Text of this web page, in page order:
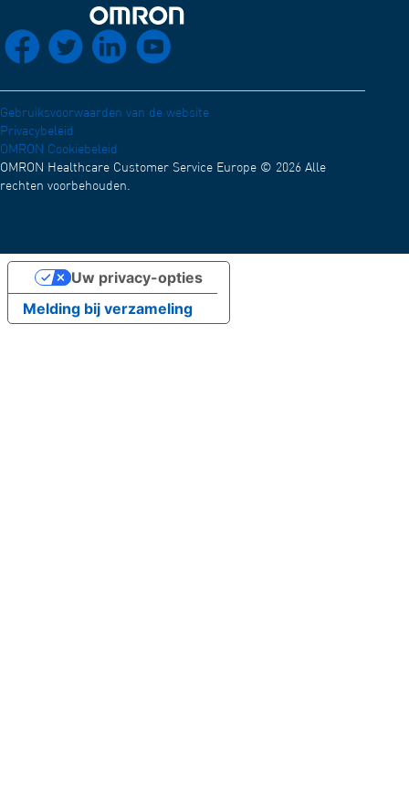
Elektromagnetische Compatibiliteit (Engels)
Conformiteitsverklaring (Engels)
Distributienetwerk
Werken bij OMRON
Nieuws en evenementen
Test
Terug naar home
socials_facebooksocials_twittersocials_linkedinsocials_youtube
Gebruiksvoorwaarden van de website
Privacybeleid
OMRON Cookiebeleid
OMRON Healthcare Customer Service Europe © 2026 Alle
rechten voorbehouden.
Melding bij verzameling
Uw privacy-opties